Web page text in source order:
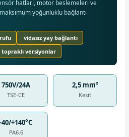
hatları, motor beslemeleri ve
yoğunluklu bağlantı
vidasız yay bağlantı
versiyonlar
750V/24A
TSE-CE
2,5 mm²
Kesit
-40/+140°C
PA6.6